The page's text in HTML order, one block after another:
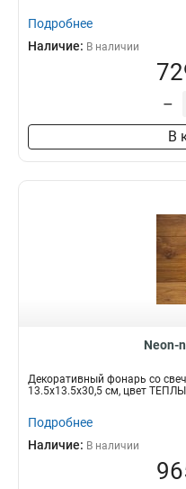
262х95х233
78х69х121 1
171х71х147 1
162х62х20
14х98х21 1
115х195
Подробнее
Наличие: В наличии
–
В
Neon-
Декоративный фонарь со
13.5х13.5х30,5 см, цвет
Подробнее
Наличие: В наличии